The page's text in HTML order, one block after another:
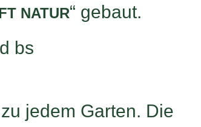
NATUR“ gebaut.
bs
jedem Garten. Die